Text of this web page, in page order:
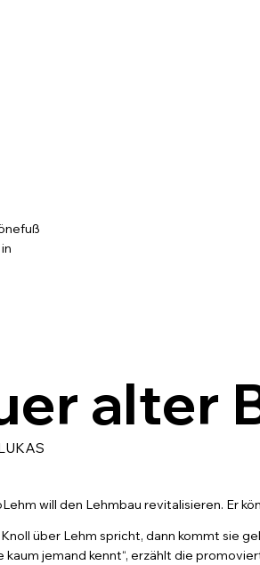
alter
will den Lehmbau revitalisieren. Er
Knoll über Lehm spricht, dann kommt sie
kaum jemand kennt“, erzählt die